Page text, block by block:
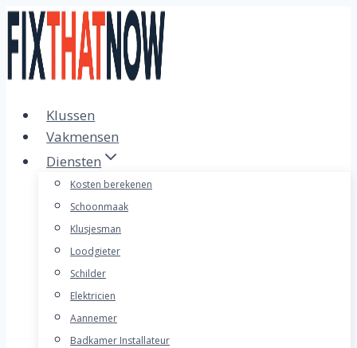
Doorgaan
naar
inhoud
Klussen
Vakmensen
Diensten
Kosten berekenen
Schoonmaak
Klusjesman
Loodgieter
Schilder
Elektricien
Aannemer
Badkamer Installateur